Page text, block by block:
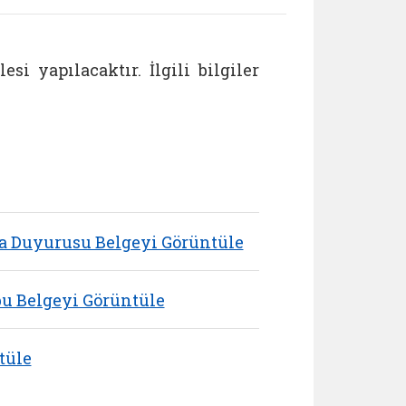
yapılacaktır. İlgili bilgiler
Duyurusu Belgeyi Görüntüle
Belgeyi Görüntüle